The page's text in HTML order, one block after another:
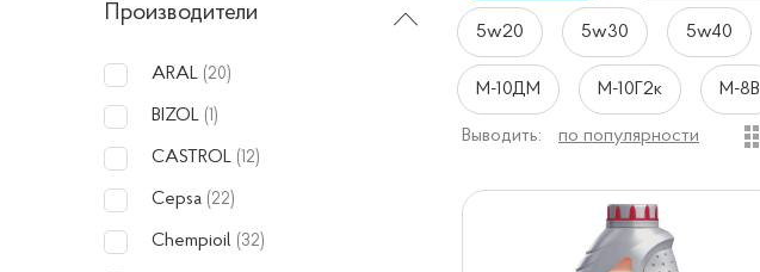
Производители
ARAL (20)
BIZOL (1)
CASTROL (12)
Cepsa (22)
Chempioil (32)
5w20 5w30 5w40
М-10ДМ М-10Г2к М-8В
Выводить: по популярности